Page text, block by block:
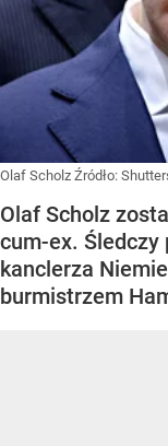
Olaf Scholz Źródło:
Olaf Scholz
cum-ex. Śledczy
kanclerza
burmistrzem